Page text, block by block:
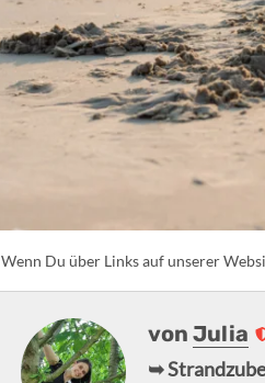
Wenn Du über Links auf unserer
vonJulia
➥